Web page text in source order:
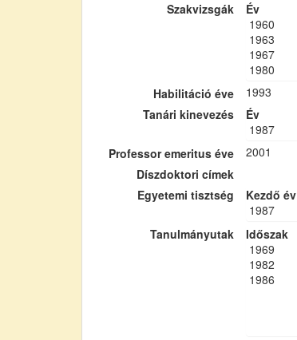
Szakvizsgák
Év
1960
1963
1967
1980
Habilitáció éve
1993
Tanári kinevezés
Év
1987
Professor emeritus éve
2001
Díszdoktori címek
Egyetemi tisztség
Kezdő év
1987
Tanulmányutak
Időszak
1969
1982
1986